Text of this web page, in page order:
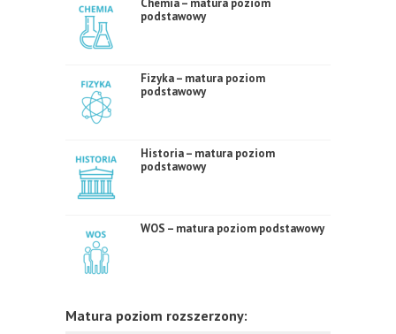
Chemia – matura poziom
podstawowy
Fizyka – matura poziom
podstawowy
Historia – matura poziom
podstawowy
WOS – matura poziom podstawowy
Matura poziom rozszerzony: